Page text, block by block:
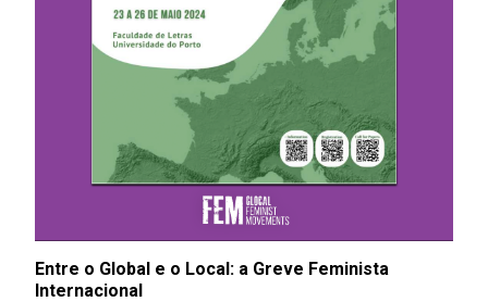
Entre o Global e o Local: a Greve Feminista
Internacional